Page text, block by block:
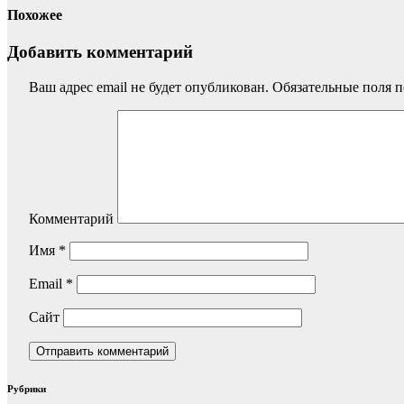
Похожее
Добавить комментарий
Ваш адрес email не будет опубликован. Обязательные поля
Комментарий
Имя *
Email *
Сайт
Рубрики